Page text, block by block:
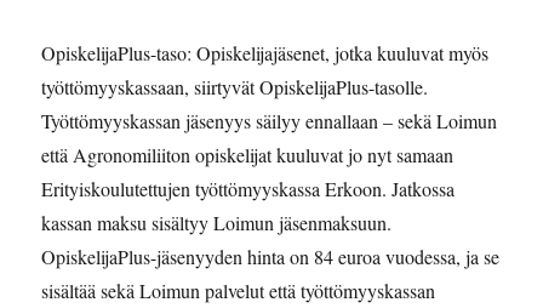
OpiskelijaPlus-taso: Opiskelijajäsenet, jotka kuuluvat myös
työttömyyskassaan, siirtyvät OpiskelijaPlus-tasolle.
Työttömyyskassan jäsenyys säilyy ennallaan – sekä Loimun
että Agronomiliiton opiskelijat kuuluvat jo nyt samaan
Erityiskoulutettujen työttömyyskassa Erkoon. Jatkossa
kassan maksu sisältyy Loimun jäsenmaksuun.
OpiskelijaPlus-jäsenyyden hinta on 84 euroa vuodessa, ja se
sisältää sekä Loimun palvelut että työttömyyskassan